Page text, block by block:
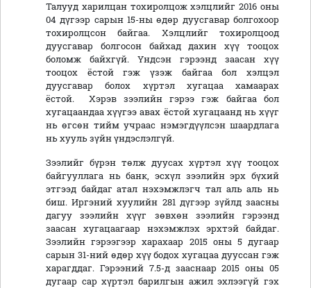
Талууд харилцан тохиролцож хэлцлийг 2016 оны
04 дүгээр сарын 15-ны өдөр дуусгавар болгохоор
тохиролцсон байгаа. Хэлцлийг тохиролцоод
дуусгавар болгосон байхад дахин хүү тооцох
боломж байхгүй. Үндсэн гэрээнд заасан хүү
тооцох ёстой гэж үзэж байгаа бол хэлцэл
дуусгавар болох хүртэл хугацаа хамаарах
ёстой. Хэрэв зээлийн гэрээ гэж байгаа бол
хугацаандаа хүүгээ авах ёстой хугацаанд нь хүүг
нь өгсөн тийм учраас нэмэгдүүлсэн шаардлага
нь хууль зүйн үндэслэлгүй.
Зээлийг бүрэн төлж дуусах хүртэл хүү тооцох
байгууллага нь банк, эсхүл зээлийн эрх бүхий
этгээд байдаг атал нэхэмжлэгч тал аль аль нь
биш. Иргэний хуулийн 281 дүгээр зүйлд заасны
дагуу зээлийн хүүг зөвхөн зээлийн гэрээнд
заасан хугацаагаар нэхэмжлэх эрхтэй байдаг.
Зээлийн гэрээгээр харахаар 2015 оны 5 дугаар
сарын 31-ний өдөр хүү бодох хугацаа дууссан гэж
харагддаг. Гэрээний 7.5-д зааснаар 2015 оны 05
дугаар сар хүртэл барилгын ажил эхлээгүй гэх